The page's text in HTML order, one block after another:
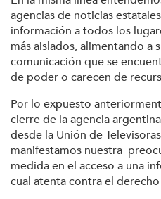
agencias de noticias
información a todos los
más aislados, alimentando a
comunicación que se
de poder o carecen de
Por lo expuesto
cierre de la agencia
desde la Unión de
manifestamos nuestra
medida en el acceso a una
cual atenta contra el